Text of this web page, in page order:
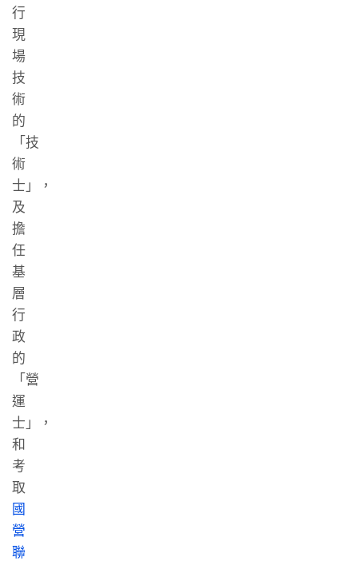
行
現
場
技
術
的
「技
術
士」，
及
擔
任
基
層
行
政
的
「營
運
士」，
和
考
取
國
營
聯